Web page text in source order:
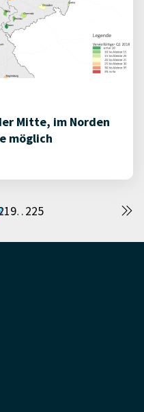
Mitte, im Norden
möglich
…225